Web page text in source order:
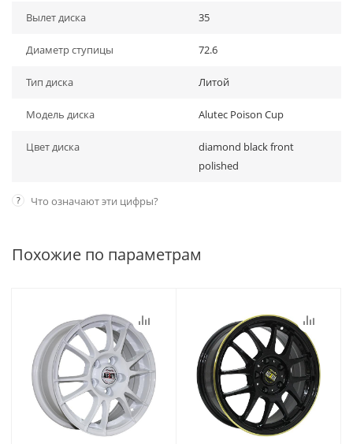
Вылет диска 35
Диаметр ступицы 72.6
Тип диска Литой
Модель диска Alutec Poison Cup
Цвет диска
diamond black front
polished
? Что означают эти цифры?
Похожие по параметрам